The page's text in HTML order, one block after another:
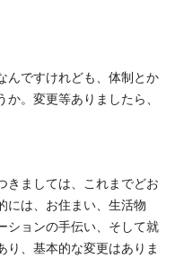
んですけれども、体制とか
。変更等ありましたら、
ましては、これまでどお
には、お住まい、生活物
ションの手伝い、そして就
り、基本的な変更はありま